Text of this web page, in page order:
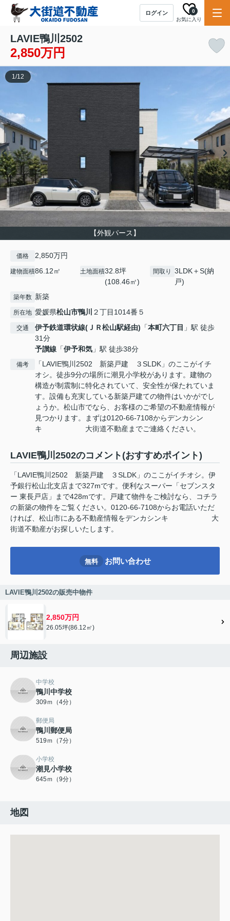
ログイン
お気に入り
0
LAVIE鴨川2502
2,850万円
【外観パース】
1/12
価格 2,850万円
建物面積86.12㎡ 土地面積32.8坪
(108.46㎡)
間取り
3LDK＋S(納
戸)
築年数 新築
所在地 愛媛県松山市鴨川 ２丁目1014番５
交通 伊予鉄道環状線(ＪＲ松山駅経由) 「本町六丁目 」駅 徒歩
31分
予讃線 「伊予和気 」駅 徒歩38分
備考
「LAVIE鴨川2502 新築戸建 ３SLDK」のここがイチ
オシ。徒歩9分の場所に潮見小学校があります。建物の
構造が制震制に特化されていて、安全性が保たれていま
す。設備も充実している新築戸建ての物件はいかがでし
ょうか。松山市でなら、お客様のご希望の不動産情報が
見つかります。まずは0120-66-7108からデンカシン
キ 大街道不動産までご連絡ください。
LAVIE鴨川2502のコメント(おすすめポイント)
「LAVIE鴨川2502 新築戸建 ３SLDK」のここがイチオシ。伊
予銀行松山北支店まで327mです。便利なスーパー「セブンスタ
ー 東長戸店」まで428mです。戸建て物件をご検討なら、コチラ
の新築の物件をご覧ください。0120-66-7108からお電話いただ
ければ、松山市にある不動産情報をデンカシンキ 大
街道不動産がお探しいたします。
無料 お問い合わせ
LAVIE鴨川2502の販売中物件
2,850万円
26.05坪(86.12㎡)
周辺施設
中学校
鴨川中学校
309ｍ（4分）
郵便局
鴨川郵便局
519ｍ（7分）
小学校
潮見小学校
645ｍ（9分）
地図